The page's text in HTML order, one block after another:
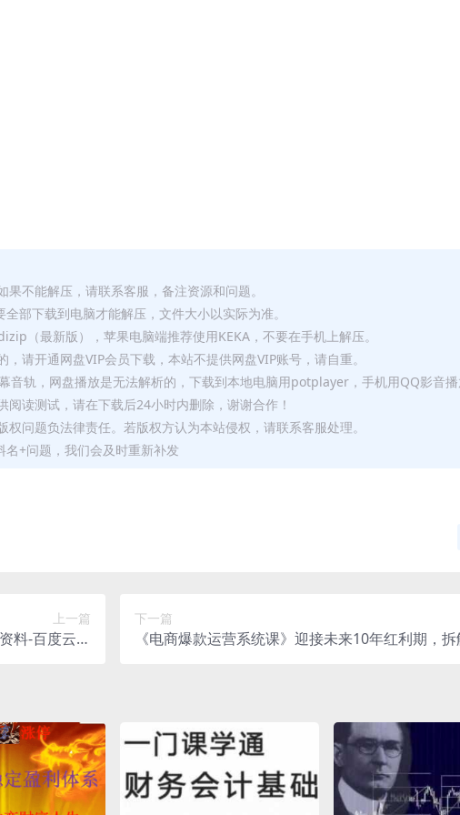
不能解压，请联系客服，备注资源和问题。
部下载到电脑才能解压，文件大小以实际为准。
（最新版），苹果电脑端推荐使用KEKA，不要在手机上解压。
请开通网盘VIP会员下载，本站不提供网盘VIP账号，请自重。
音轨，网盘播放是无法解析的，下载到本地电脑用potplayer，手机用QQ影音
读测试，请在下载后24小时内删除，谢谢合作！
问题负法律责任。若版权方认为本站侵权，请联系客服处理。
+问题，我们会及时重新补发
上一篇
料-百度云网
下一篇
《电商爆款运营系统课》迎接未来10年红利期，